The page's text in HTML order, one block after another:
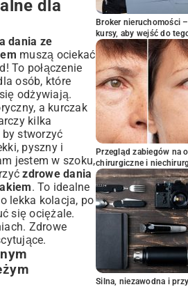
dla
dania ze
muszą ociekać
To połączenie
osób, które
odżywiają.
a kurczak
kilka
stworzyć
pyszny i
jestem w szoku,
zdrowe dania
. To idealne
lekka kolacja, po
się ociężale.
Zdrowe
Broker nieruchomości
kursy, aby wejść do
Przegląd zabiegów na
chirurgiczne i
Silna, niezawodna i